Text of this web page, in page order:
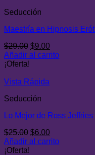
Seducción
Maestría en Hipnosis
$29.00 El
precio
$29.00.
$9.00El
precio
Añadir al carrito
¡Oferta!
Vista Rápida
Seducción
Lo Mejor de Ross
$25.00 El
precio
$6.00El
precio
Añadir al carrito
¡Oferta!